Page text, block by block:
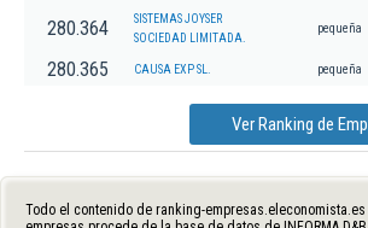
280.364
SISTEMAS JOYSER
SOCIEDAD LIMITADA.
pequeña
280.365 CAUSA EXP SL. pequeña
Ver Ranking de
Todo el contenido de ranking-